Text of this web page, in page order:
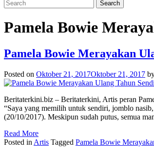
Pamela Bowie
Pamela Bowie Merayakan
Posted on Oktober 21, 2017Oktober 21, 2017
Beritaterkini.biz – Beritaterkini, Artis peran
“Saya yang memilih untuk sendiri, jomblo
(20/10/2017). Meskipun sudah putus, semua
Read More
Posted in Artis Tagged Pamela Bowie